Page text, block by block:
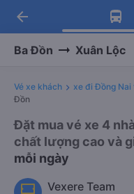
Tải app
Nhận ưu
Tải app
-30k/ghế
arrow_back
Ba Đồn Xuân Lộc
Vé xe khách xe đi Đồng Nai
Đồn
Đặt mua vé xe 4
chất lượng cao và
mỗi ngày
Vexere Team